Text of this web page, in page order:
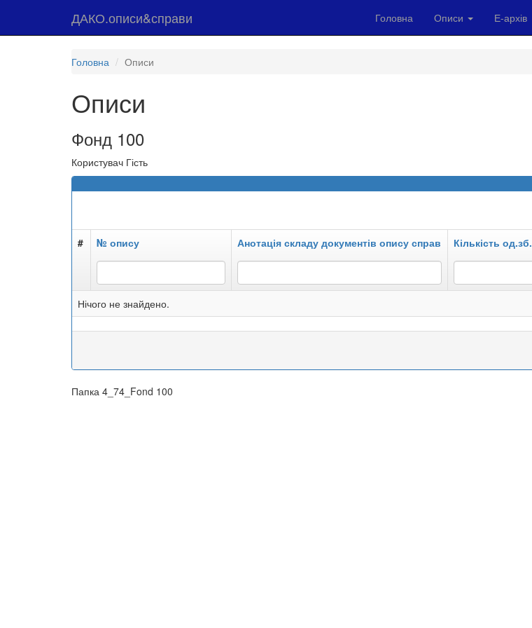
ДАКО.описи&справи Головна Описи Е-архів
Головна Описи
Описи
Фонд 100
Користувач Гість
# № опису Анотація складу документів опису справ Кількість од.зб.
Нічого не знайдено.
Папка 4_74_Fond 100